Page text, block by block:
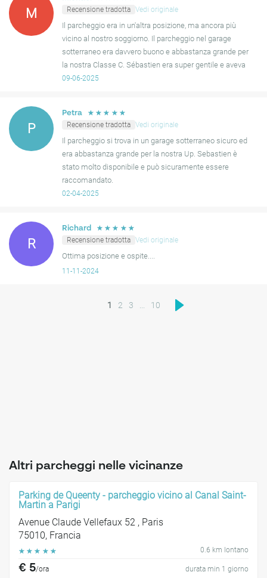
M
Recensione tradotta Vedi originale
Il parcheggio era in un'altra posizione, ma ancora più
vicino al nostro soggiorno. Il parcheggio nel garage
sotterraneo era davvero buono e abbastanza grande per
la nostra Classe C. Sébastien era super gentile e aveva
qualche ottimo consiglio per Parigi.
09-06-2025
P
Petra ☆ ☆ ☆ ☆ ☆
Recensione tradotta Vedi originale
Il parcheggio si trova in un garage sotterraneo sicuro ed
era abbastanza grande per la nostra Up. Sebastien è
stato molto disponibile e può sicuramente essere
raccomandato.
02-04-2025
R
Richard ☆ ☆ ☆ ☆ ☆
Recensione tradotta Vedi originale
Ottima posizione e ospite....
11-11-2024
1 2 3 10
Altri parcheggi nelle vicinanze
Parking de Queenty - parcheggio vicino al Canal Saint-
Martin a Parigi
Avenue Claude Vellefaux 52 , Paris
75010, Francia
☆ ☆ ☆ ☆ ☆ 0.6 km lontano
€ 5/ora durata min 1 giorno